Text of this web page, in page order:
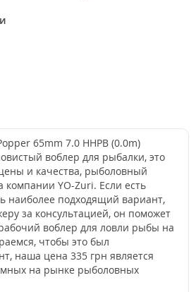
65mm 7.0 HHPB (0.0m)
воблер для рыбалки, это
и качества, рыболовный
компании YO-Zuri. Если есть
наиболее подходящий вариант,
за консультацией, он поможет
воблер для ловли рыбы на
чтобы это был
наша цена 335 грн является
на рынке рыболовных